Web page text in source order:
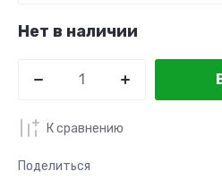
Нет в наличии
К сравнению
Поделиться